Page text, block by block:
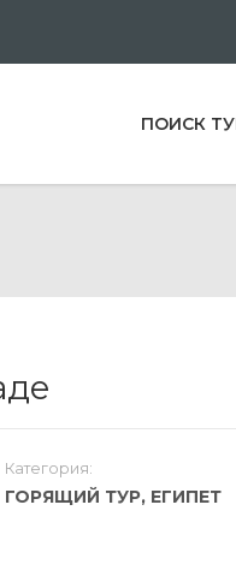
ПОИСК
Категория:
ГОРЯЩИЙ ТУР, ЕГИПЕТ